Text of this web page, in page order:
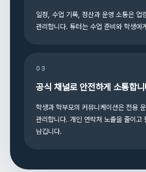
일정, 수업 기록, 정산과 운영 소통은 업
관리합니다. 튜터는 수업 준비와 학생에
03
공식 채널로 안전하게 소통합
학생과 학부모의 커뮤니케이션은 전용
관리합니다. 개인 연락처 노출을 줄이고
남깁니다.